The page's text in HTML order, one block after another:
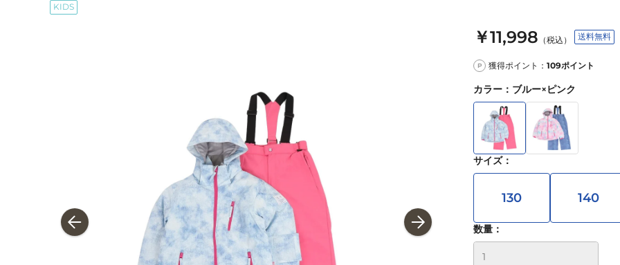
KIDS
￥11,998 （税込） 送料無料
P 獲得ポイント： 109ポイント
カラー ： ブルー×ピンク
サイズ：
130 140
数量：